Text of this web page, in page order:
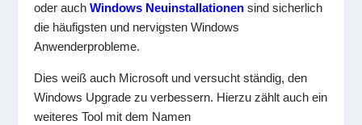
oder auchWindows Neuinstallationen sind sicherlich
die häufigsten und nervigsten Windows
Anwenderprobleme.
Dies weiß auch Microsoft und versucht ständig, den
Windows Upgrade zu verbessern. Hierzu zählt auch ein
weiteres Tool mit dem Namen